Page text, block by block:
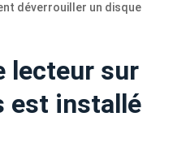
déverrouiller un disque
lecteur sur
est installé